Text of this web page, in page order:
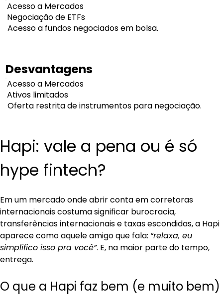
Acesso a Mercados
Negociação de ETFs
Acesso a fundos negociados em bolsa.
Desvantagens
Acesso a Mercados
Ativos limitados
Oferta restrita de instrumentos para negociação.
Hapi: vale a pena ou é só
hype fintech?
Em um mercado onde abrir conta em corretoras
internacionais costuma significar burocracia,
transferências internacionais e taxas escondidas, a Hapi
aparece como aquele amigo que fala: “relaxa, eu
simplifico isso pra você”. E, na maior parte do tempo,
entrega.
O que a Hapi faz bem (e muito bem)